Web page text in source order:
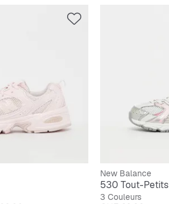
New Balance
530 Tout-Petits
3 Couleurs